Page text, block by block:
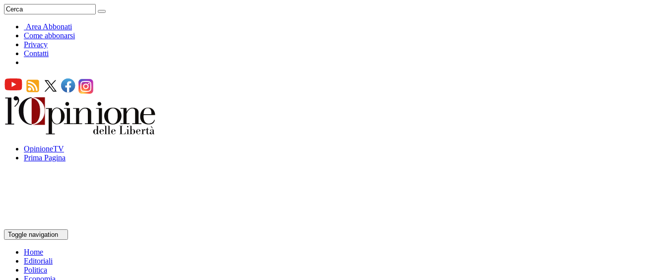
Area Abbonati
Come abbonarsi
Privacy
Contatti
OpinioneTV
Prima Pagina
Toggle navigation
Home
Editoriali
Politica